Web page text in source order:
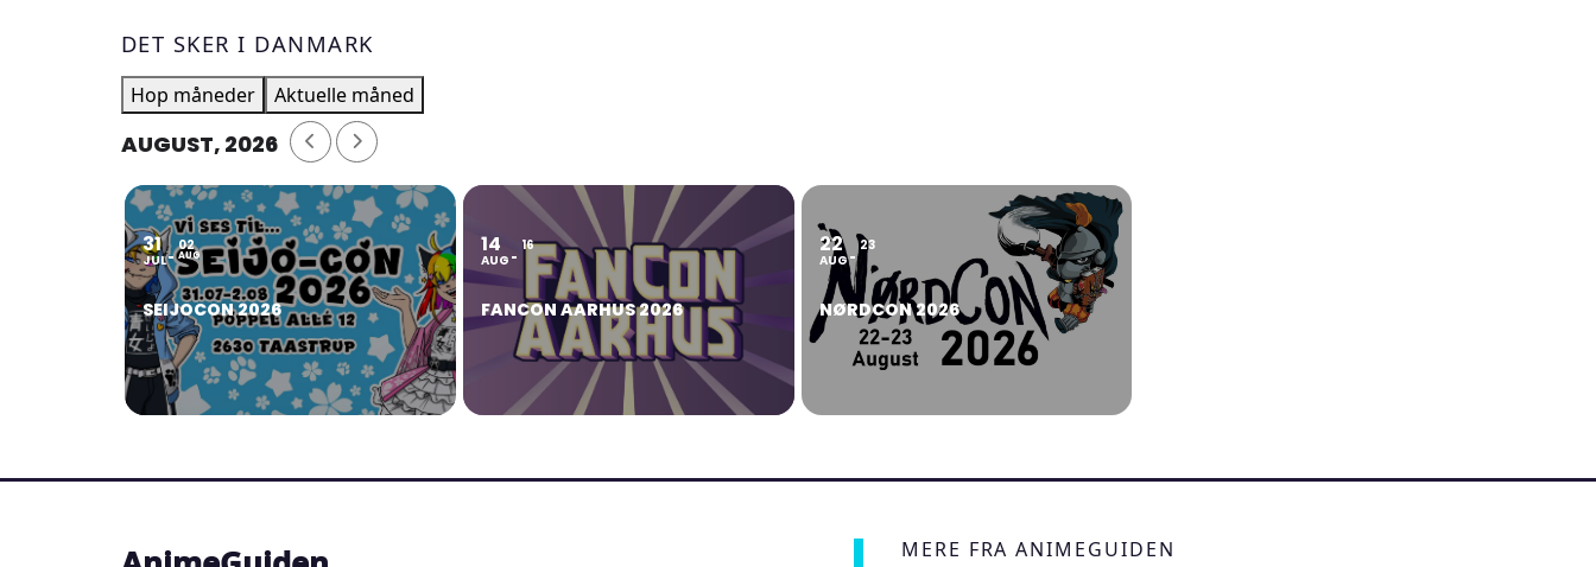
DET SKER I DANMARK
Hop måneder Aktuelle måned
AUGUST, 2026
31
JUL
02
AUG
SEIJOCON 2026
14
AUG
16
FANCON AARHUS 2026
22
AUG
23
NØRDCON 2026
MERE FRA ANIMEGUIDEN